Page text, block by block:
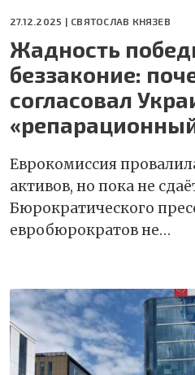
27.12.2025 | СВЯТОСЛАВ КНЯЗЕВ
Жадность
беззаконие:
согласовал
Еврокомиссия
активов, но пока не
Бюрократического
евробюрократов не…